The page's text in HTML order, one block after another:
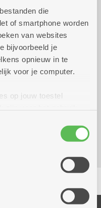
die
of smartphone worden
van websites
bijvoorbeeld je
opnieuw in te
voor je computer.
op jouw toestel
nodig. Sommige
partijen die een
gebruik van onze
met andere
27
14.00 uur tot
16.00 uur
Reserveer vervoer